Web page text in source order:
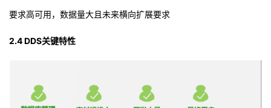
要求高可用，数据量大且未来横向扩展要求
2.4 DDS关键特性